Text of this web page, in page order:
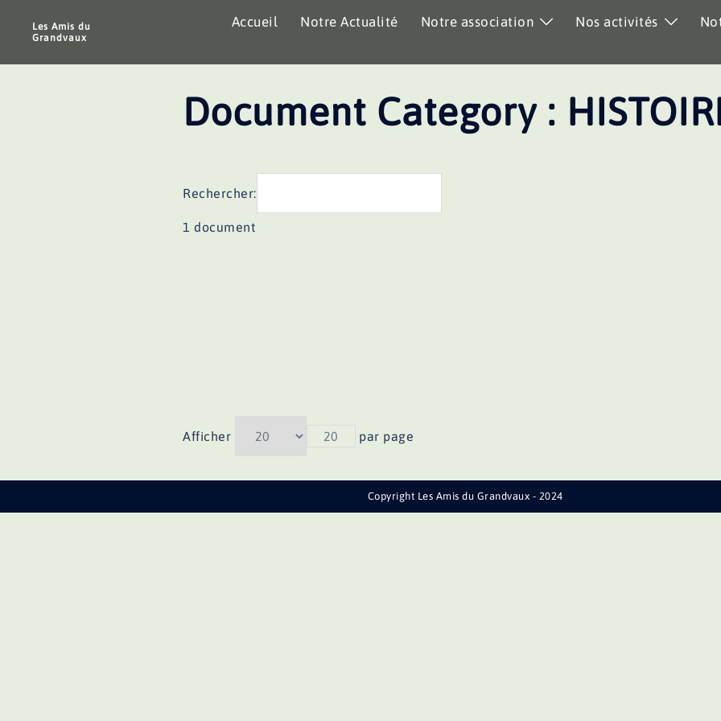
Les Amis du
Grandvaux
Accueil Notre Actualité Notre association Nos activités
Document Category :
Rechercher:
1 document
Afficher 20 par page
Copyright Les Amis du Grandvaux - 2024